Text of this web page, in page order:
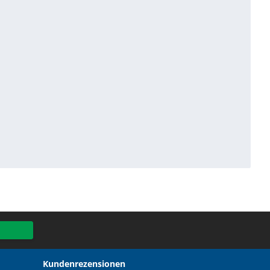
Kundenrezensionen